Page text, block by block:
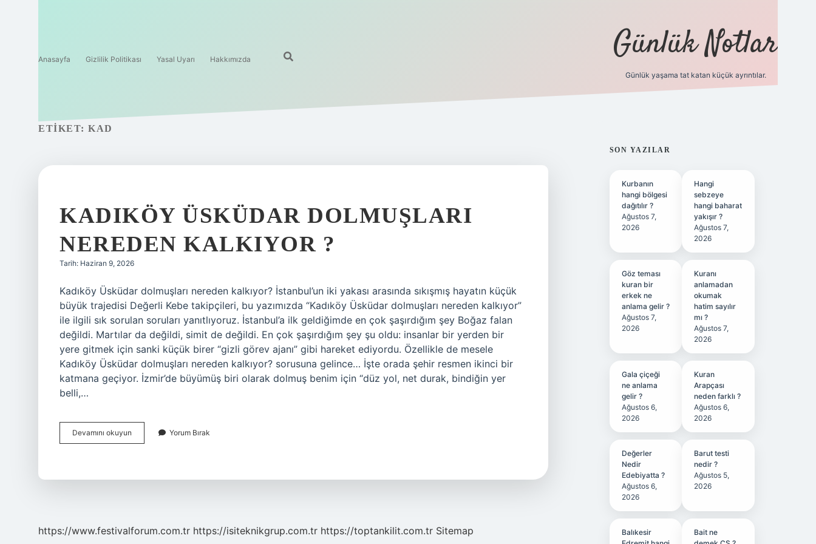
Anasayfa Gizlilik Politikası Yasal Uyarı Hakkımızda Günlük Notlar
Günlük yaşama tat katan küçük ayrıntılar.
ETIKET: KAD
KADIKÖY ÜSKÜDAR DOLMUŞLARI
NEREDEN KALKIYOR ?
Tarih: Haziran 9, 2026
Kadıköy Üsküdar dolmuşları nereden kalkıyor? İstanbul’un iki yakası arasında sıkışmış hayatın küçük
büyük trajedisi Değerli Kebe takipçileri, bu yazımızda “Kadıköy Üsküdar dolmuşları nereden kalkıyor”
ile ilgili sık sorulan soruları yanıtlıyoruz. İstanbul’a ilk geldiğimde en çok şaşırdığım şey Boğaz falan
değildi. Martılar da değildi, simit de değildi. En çok şaşırdığım şey şu oldu: insanlar bir yerden bir
yere gitmek için sanki küçük birer “gizli görev ajanı” gibi hareket ediyordu. Özellikle de mesele
Kadıköy Üsküdar dolmuşları nereden kalkıyor? sorusuna gelince… İşte orada şehir resmen ikinci bir
katmana geçiyor. İzmir’de büyümüş biri olarak dolmuş benim için “düz yol, net durak, bindiğin yer
belli,…
Devamını okuyun Kadıköy
Üsküdar
Yorum Bırak
https://www.festivalforum.com.tr https://isiteknikgrup.com.tr https://toptankilit.com.tr Sitemap
SIDEBAR
SON YAZILAR
Kurbanın
hangi bölgesi
dağıtılır ?
Ağustos 7,
2026
Hangi
sebzeye
hangi baharat
yakışır ?
Ağustos 7,
2026
Göz teması
kuran bir
erkek ne
anlama gelir ?
Ağustos 7,
2026
Kuranı
anlamadan
okumak
hatim sayılır
mı ?
Ağustos 7,
2026
Gala çiçeği
ne anlama
gelir ?
Ağustos 6,
2026
Kuran
Arapçası
neden farklı ?
Ağustos 6,
2026
Değerler
Nedir
Edebiyatta ?
Ağustos 6,
2026
Barut testi
nedir ?
Ağustos 5,
2026
Balıkesir
Bait ne